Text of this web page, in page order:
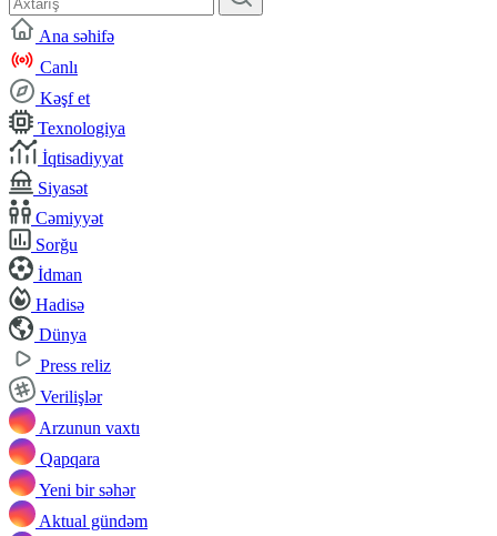
Ana səhifə
Canlı
Kəşf et
Texnologiya
İqtisadiyyat
Siyasət
Cəmiyyət
Sorğu
İdman
Hadisə
Dünya
Press reliz
Verilişlər
Arzunun vaxtı
Qapqara
Yeni bir səhər
Aktual gündəm